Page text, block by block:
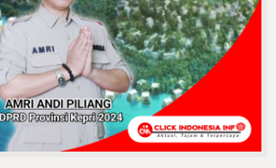
Terekam CCTV!
Pengurus Masjid
Alzayn 1
Tembilahan Kasih
Ultimatum
Pencuri Sendal, Kasihan Kalau
Sampai Ke Sel